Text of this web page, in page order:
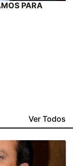
PARA
Ver Todos